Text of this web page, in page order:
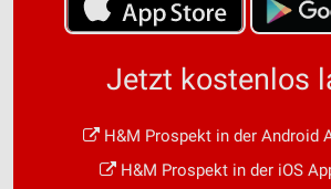
Jetzt kostenlos
H&M Prospekt in der Android
H&M Prospekt in der iOS